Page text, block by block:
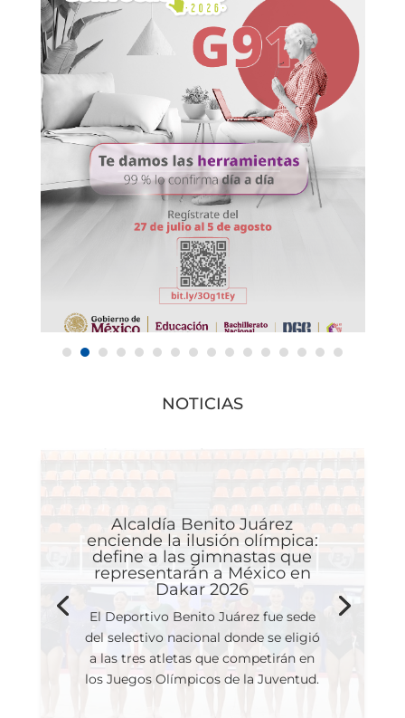
Alcaldía Benito Juárez
enciende la ilusión olímpica:
define a las gimnastas que
representarán a México en
Dakar 2026
El Deportivo Benito Juárez fue sede
del selectivo nacional donde se eligió
a las tres atletas que competirán en